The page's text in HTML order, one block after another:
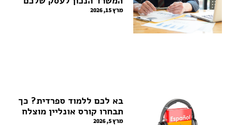
מרץ 15, 2026
בא לכם ללמוד ספרדית? כך
תבחרו קורס אונליין מוצלח
מרץ 5, 2026